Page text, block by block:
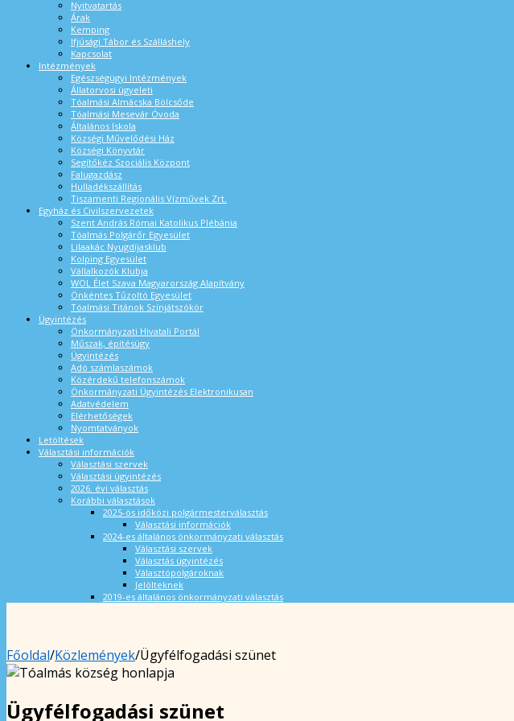
Nyitvatartás
Árak
Kemping
Ifjúsági Tábor és Szálláshely
Kapcsolat
Intézmények
Egészségügyi Intézmények
Állatorvosi ügyeleti
Tóalmási Almácska Bölcsőde
Tóalmási Mesevár Óvoda
Általános Iskola
Községi Művelődési Ház
Községi Könyvtár
Segítőkéz Szociális Központ
Falugazdász
Hulladékszállítás
Tiszamenti Regionális Vízművek Zrt.
Egyház és Civilszervezetek
Szent András Római Katolikus Plébánia
Tóalmás Polgárőr Egyesület
Lilaakác Nyugdíjasklub
Kolping Egyesület
Vállalkozók Klubja
WOL Élet Szava Magyarország Alapítvány
Önkéntes Tűzoltó Egyesület
Tóalmási Titánok Színjátszókör
Ügyintézés
Önkormányzati Hivatali Portál
Műszak, építésügy
Ügyintézés
Adó számlaszámok
Közérdekű telefonszámok
Önkormányzati Ügyintézés Elektronikusan
Adatvédelem
Elérhetőségek
Nyomtatványok
Letöltések
Választási információk
Választási szervek
Választási ügyintézés
2026. évi választás
Korábbi választások
2025-ös időközi polgármesterválasztás
Választási információk
2024-es általános önkormányzati választás
Választási szervek
Választás ügyintézés
Választópolgároknak
Jelölteknek
2019-es általános önkormányzati választás
Főoldal/Közlemények/Ügyfélfogadási szünet
Ügyfélfogadási szünet